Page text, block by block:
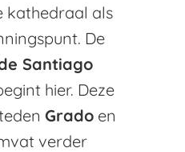
kathedraal als
De
Santiago
hier. Deze
Grado en
verder